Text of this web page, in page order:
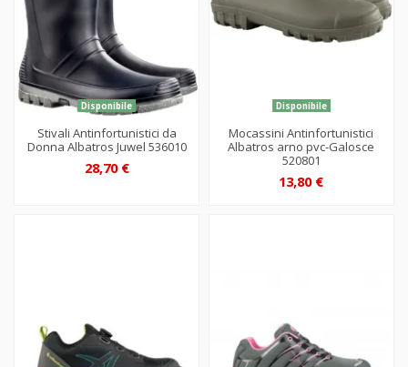
Disponibile
Stivali Antinfortunistici da
Donna Albatros Juwel 536010
28,70 €
Disponibile
Mocassini Antinfortunistici
Albatros arno pvc-Galosce
520801
13,80 €